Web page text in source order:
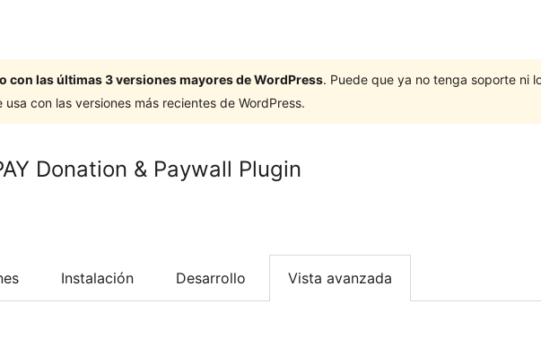
con las últimas 3 versiones mayores de WordPress. Puede que ya no tenga soporte ni
con las versiones más recientes de WordPress.
Donation & Paywall Plugin
Instalación Desarrollo Vista avanzada